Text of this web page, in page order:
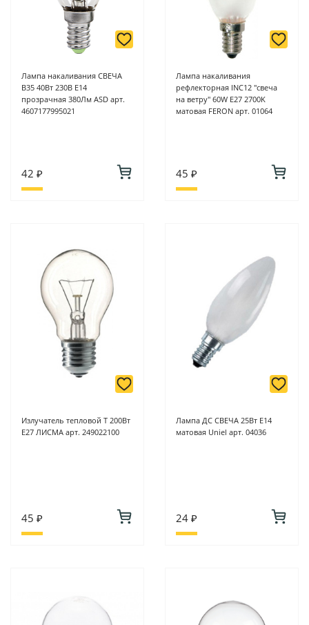
Лампа накаливания СВЕЧА
B35 40Вт 230В Е14
прозрачная 380Лм ASD арт.
4607177995021
42 ₽
Лампа накаливания
рефлекторная INC12 "свеча
на ветру" 60W E27 2700K
матовая FERON арт. 01064
45 ₽
Излучатель тепловой Т 200Вт
Е27 ЛИСМА арт. 249022100
45 ₽
Лампа ДС СВЕЧА 25Вт Е14
матовая Uniel арт. 04036
24 ₽